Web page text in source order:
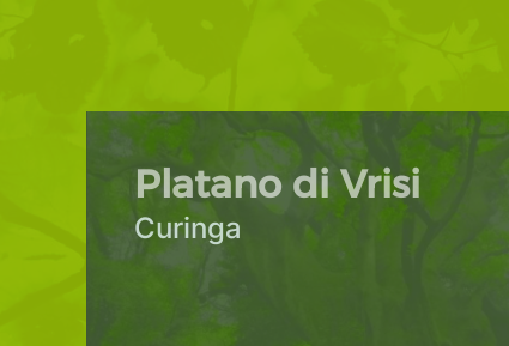
Platano di Vrisi
Curinga